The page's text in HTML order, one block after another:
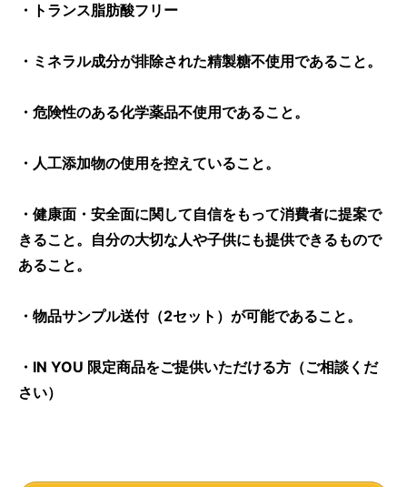
・トランス脂肪酸フリー
・ミネラル成分が排除された精製糖不使用であること。
・危険性のある化学薬品不使用であること。
・人工添加物の使用を控えていること。
・健康面・安全面に関して自信をもって消費者に提案で
きること。自分の大切な人や子供にも提供できるもので
あること。
・物品サンプル送付（2セット）が可能であること。
・IN YOU 限定商品をご提供いただける方（ご相談くだ
さい）